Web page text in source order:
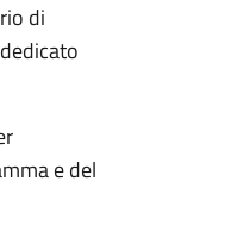
di
e del